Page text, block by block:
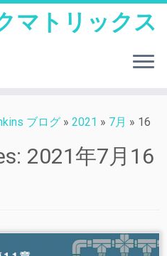
マトリックス
ブログ » 2021 » 7月 » 16
2021年7月16